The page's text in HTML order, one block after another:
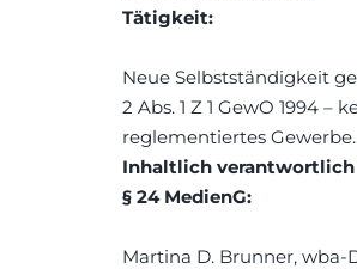
Tätigkeit:
Neue Selbstständigkeit
2 Abs. 1 Z 1 GewO 1994 –
reglementiertes Gewerbe.
Inhaltlich verantwortlich
§ 24 MedienG:
Martina D. Brunner, wba-